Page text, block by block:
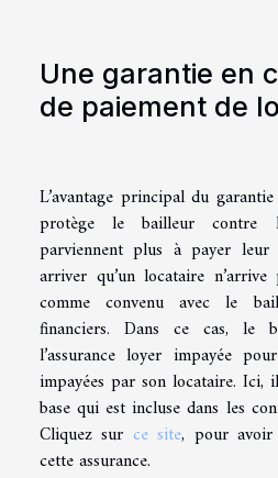
Une garantie en
de paiement de
L’avantage principal du
protège le bailleur contre
parviennent plus à payer
arriver qu’un locataire
comme convenu avec le
financiers. Dans ce cas, le
l’assurance loyer impayée
impayées par son locataire. Ici,
base qui est incluse dans les
Cliquez sur ce site, pour avoir
cette assurance.